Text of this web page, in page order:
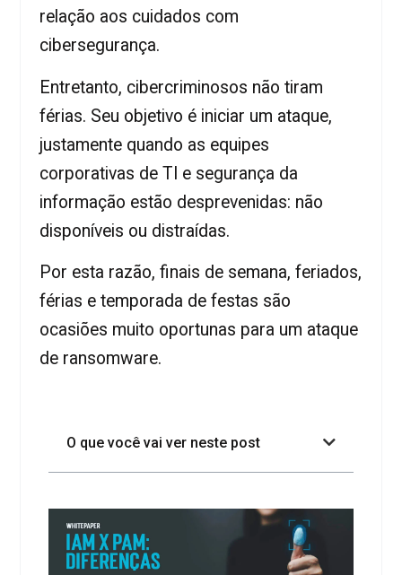
relação aos cuidados com
cibersegurança.
Entretanto, cibercriminosos não tiram
férias. Seu objetivo é iniciar um ataque,
justamente quando as equipes
corporativas de TI e segurança da
informação estão desprevenidas: não
disponíveis ou distraídas.
Por esta razão, finais de semana, feriados,
férias e temporada de festas são
ocasiões muito oportunas para um ataque
de ransomware.
O que você vai ver neste post